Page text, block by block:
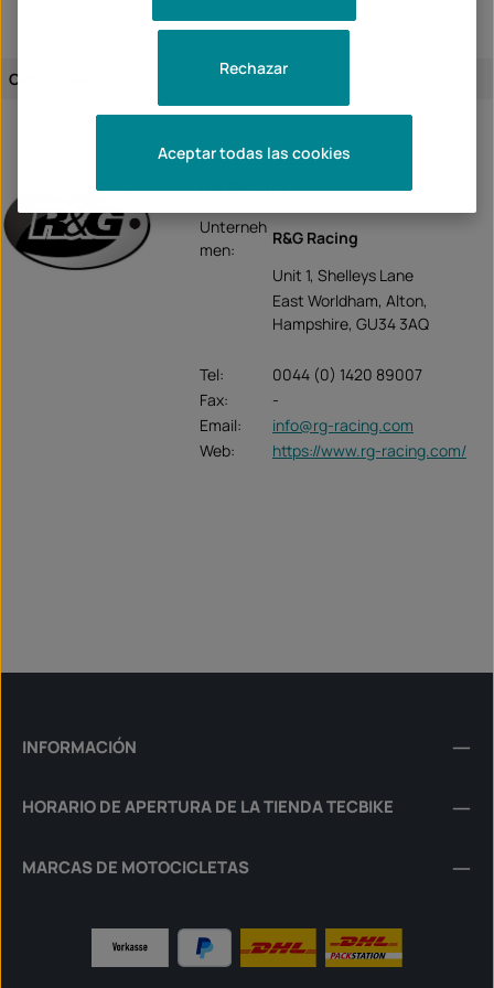
Cesión del artículo: específico del vehículo
RG Racing
Unterneh
men:
R&G Racing
Unit 1, Shelleys Lane
East Worldham, Alton,
Hampshire, GU34 3AQ
Tel:
0044 (0) 1420 89007
Fax:
-
Email:
info@rg-racing.com
Web:
https://www.rg-racing.com/
INFORMACIÓN
HORARIO DE APERTURA DE LA TIENDA TECBIKE
MARCAS DE MOTOCICLETAS
Rechazar
Aceptar todas las cookies